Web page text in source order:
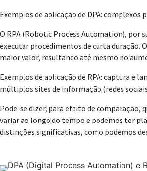
Exemplos de aplicação de DPA:
O RPA (Robotic Process Automation), por
executar procedimentos de curta duração.
maior valor, resultando até mesmo no
Exemplos de aplicação de RPA: captura e
múltiplos sites de informação (redes
Pode-se dizer, para efeito de comparação,
variar ao longo do tempo e podemos ter
distinções significativas, como podemos